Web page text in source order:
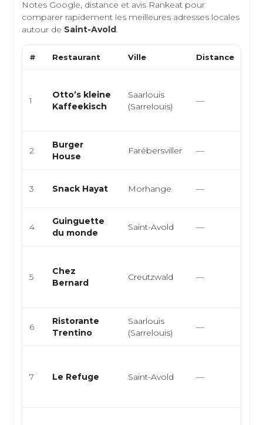
Notes Google, distance et avis Rankeat pour
comparer rapidement les meilleures adresses locales
autour de Saint-Avold.
# Restaurant Ville Distance
1
Otto’s kleine
Kaffeekisch
Saarlouis
(Sarrelouis)
—
2
Burger
House
Farébersviller —
3 Snack Hayat Morhange —
4
Guinguette
du monde
Saint-Avold —
5
Chez
Bernard
Creutzwald —
6
Ristorante
Trentino
Saarlouis
(Sarrelouis)
—
7 Le Refuge Saint-Avold —